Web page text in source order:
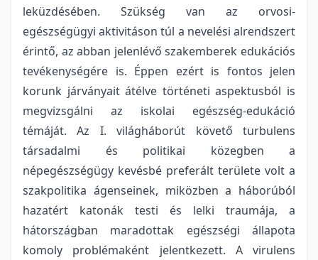
leküzdésében. Szükség van az orvosi-
egészségügyi aktivitáson túl a nevelési alrendszert
érintő, az abban jelenlévő szakemberek edukációs
tevékenységére is. Éppen ezért is fontos jelen
korunk járványait átélve történeti aspektusból is
megvizsgálni az iskolai egészség-edukáció
témáját. Az I. világháborút követő turbulens
társadalmi és politikai közegben a
népegészségügy kevésbé preferált területe volt a
szakpolitika ágenseinek, miközben a háborúból
hazatért katonák testi és lelki traumája, a
hátországban maradottak egészségi állapota
komoly problémaként jelentkezett. A virulens